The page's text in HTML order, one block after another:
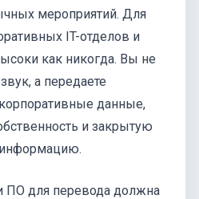
мероприятий. Для
IT-отделов и
как никогда. Вы не
а передаете
данные,
и закрытую
ПО для перевода должна